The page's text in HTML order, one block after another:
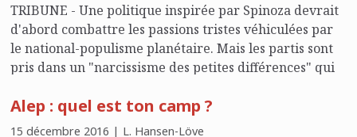
TRIBUNE - Une politique inspirée par Spinoza devrait
d'abord combattre les passions tristes véhiculées par
le national-populisme planétaire. Mais les partis sont
pris dans un "narcissisme des petites différences" qui
primaires du PS.
Alep : quel est ton camp ?
15 décembre 2016 | L. Hansen-Löve